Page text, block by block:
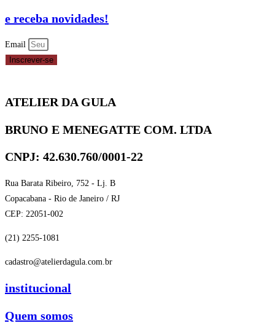
quantidade
e receba novidades!
Email
Inscrever-se
ATELIER DA GULA
BRUNO E MENEGATTE COM. LTDA
CNPJ: 42.630.760/0001-22
Rua Barata Ribeiro, 752 - Lj. B
Copacabana - Rio de Janeiro / RJ
CEP: 22051-002
(21) 2255-1081
cadastro@atelierdagula.com.br
institucional
Quem somos